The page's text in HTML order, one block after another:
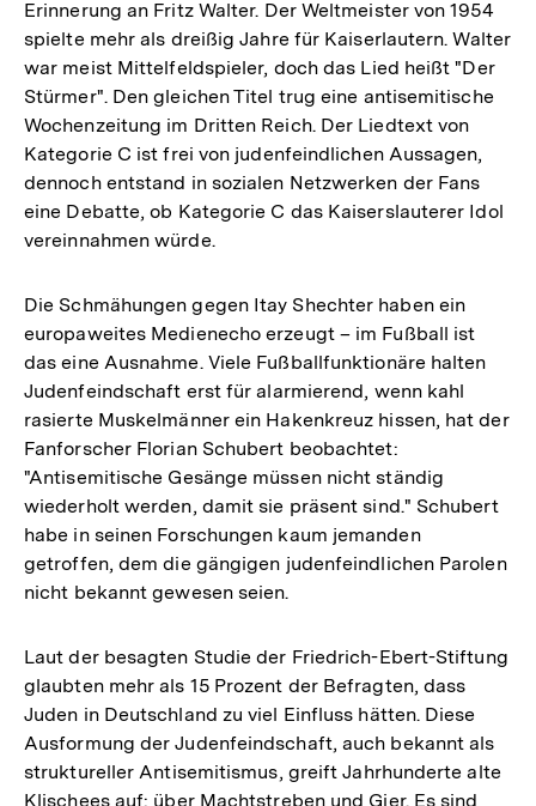
Erinnerung an Fritz Walter. Der Weltmeister von 1954
spielte mehr als dreißig Jahre für Kaiserlautern. Walter
war meist Mittelfeldspieler, doch das Lied heißt "Der
Stürmer". Den gleichen Titel trug eine antisemitische
Wochenzeitung im Dritten Reich. Der Liedtext von
Kategorie C ist frei von judenfeindlichen Aussagen,
dennoch entstand in sozialen Netzwerken der Fans
eine Debatte, ob Kategorie C das Kaiserslauterer Idol
vereinnahmen würde.
Die Schmähungen gegen Itay Shechter haben ein
europaweites Medienecho erzeugt – im Fußball ist
das eine Ausnahme. Viele Fußballfunktionäre halten
Judenfeindschaft erst für alarmierend, wenn kahl
rasierte Muskelmänner ein Hakenkreuz hissen, hat der
Fanforscher Florian Schubert beobachtet:
"Antisemitische Gesänge müssen nicht ständig
wiederholt werden, damit sie präsent sind." Schubert
habe in seinen Forschungen kaum jemanden
getroffen, dem die gängigen judenfeindlichen Parolen
nicht bekannt gewesen seien.
Laut der besagten Studie der Friedrich-Ebert-Stiftung
glaubten mehr als 15 Prozent der Befragten, dass
Juden in Deutschland zu viel Einfluss hätten. Diese
Ausformung der Judenfeindschaft, auch bekannt als
struktureller Antisemitismus, greift Jahrhunderte alte
Klischees auf: über Machtstreben und Gier. Es sind